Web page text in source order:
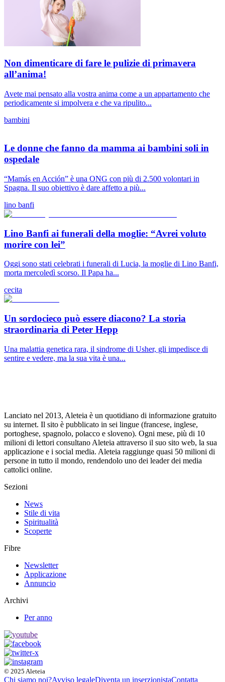
Non dimenticare di fare le pulizie di primavera
all’anima!
Avete mai pensato alla vostra anima come a un appartamento che
periodicamente si impolvera e che va ripulito...
bambini
Le donne che fanno da mamma ai bambini soli in
ospedale
“Mamás en Acción” è una ONG con più di 2.500 volontari in
Spagna. Il suo obiettivo è dare affetto a più...
lino banfi
Lino Banfi ai funerali della moglie: “Avrei voluto
morire con lei”
Oggi sono stati celebrati i funerali di Lucia, la moglie di Lino Banfi,
morta mercoledì scorso. Il Papa ha...
cecita
Un sordocieco può essere diacono? La storia
straordinaria di Peter Hepp
Una malattia genetica rara, il sindrome di Usher, gli impedisce di
sentire e vedere, ma la sua vita è una...
Lanciato nel 2013, Aleteia è un quotidiano di informazione gratuito
su internet. Il sito è pubblicato in sei lingue (francese, inglese,
portoghese, spagnolo, polacco e sloveno). Ogni mese, più di 10
milioni di lettori consultano Aleteia attraverso il suo sito web, la sua
applicazione e i social media. Aleteia raggiunge quasi 50 milioni di
persone in tutto il mondo, rendendolo uno dei leader dei media
cattolici online.
Sezioni
News
Stile di vita
Spiritualità
Scoperte
Fibre
Newsletter
Applicazione
Annuncio
Archivi
Per anno
© 2025 Aleteia
Chi siamo noi?Avviso legaleDiventa un inserzionistaContatta